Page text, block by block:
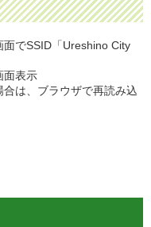
でSSID「Ureshino City
面表示
は、ブラウザで再読み込